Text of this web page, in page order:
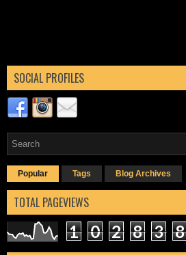
SOCIAL PROFILES
Popular Tags Blog Archives
TOTAL PAGEVIEWS
1 0 2 8 3 8